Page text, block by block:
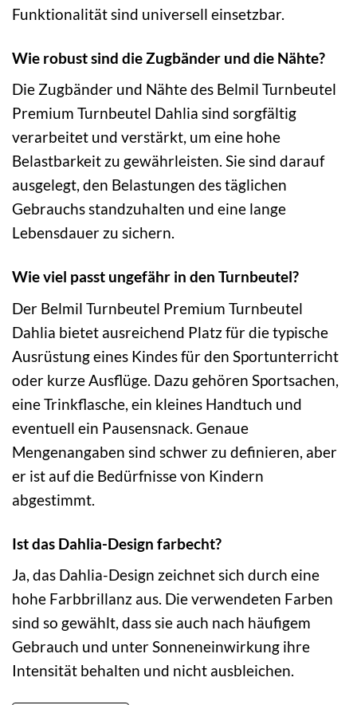
Funktionalität sind universell einsetzbar.
Wie robust sind die Zugbänder und die Nähte?
Die Zugbänder und Nähte des Belmil Turnbeutel
Premium Turnbeutel Dahlia sind sorgfältig
verarbeitet und verstärkt, um eine hohe
Belastbarkeit zu gewährleisten. Sie sind darauf
ausgelegt, den Belastungen des täglichen
Gebrauchs standzuhalten und eine lange
Lebensdauer zu sichern.
Wie viel passt ungefähr in den Turnbeutel?
Der Belmil Turnbeutel Premium Turnbeutel
Dahlia bietet ausreichend Platz für die typische
Ausrüstung eines Kindes für den Sportunterricht
oder kurze Ausflüge. Dazu gehören Sportsachen,
eine Trinkflasche, ein kleines Handtuch und
eventuell ein Pausensnack. Genaue
Mengenangaben sind schwer zu definieren, aber
er ist auf die Bedürfnisse von Kindern
abgestimmt.
Ist das Dahlia-Design farbecht?
Ja, das Dahlia-Design zeichnet sich durch eine
hohe Farbbrillanz aus. Die verwendeten Farben
sind so gewählt, dass sie auch nach häufigem
Gebrauch und unter Sonneneinwirkung ihre
Intensität behalten und nicht ausbleichen.